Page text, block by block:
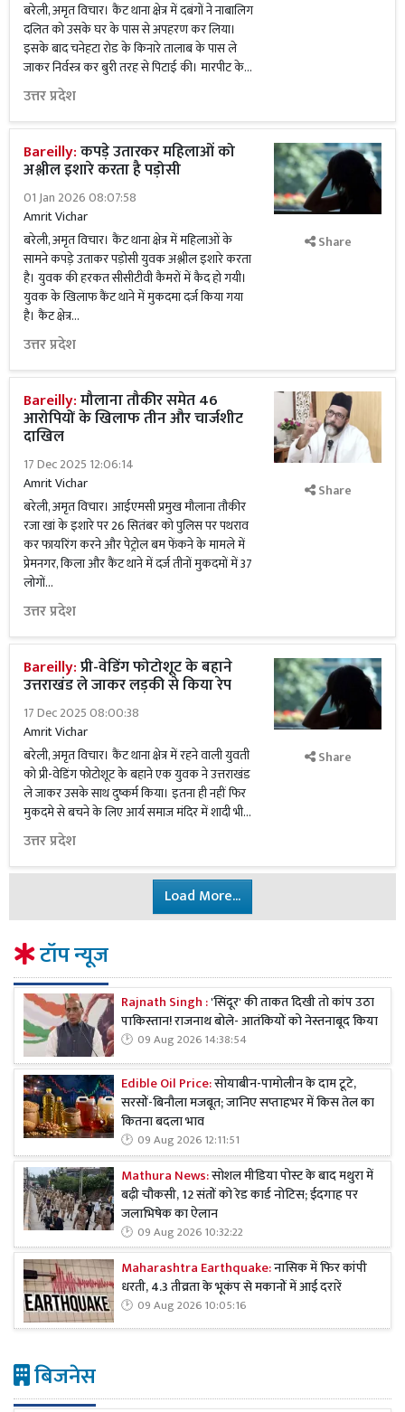
बरेली, अमृत विचार। कैंट थाना क्षेत्र में दबंगों ने नाबालिग
दलित को उसके घर के पास से अपहरण कर लिया।
इसके बाद चनेहटा रोड के किनारे तालाब के पास ले
जाकर निर्वस्त्र कर बुरी तरह से पिटाई की। मारपीट के...
उत्तर प्रदेश
Bareilly:कपड़े उतारकर महिलाओं को
अश्लील इशारे करता है पड़ोसी
01 Jan 2026 08:07:58
Amrit Vichar
बरेली, अमृत विचार। कैंट थाना क्षेत्र में महिलाओं के
सामने कपडे़ उताकर पड़ोसी युवक अश्लील इशारे करता
है। युवक की हरकत सीसीटीवी कैमरों में कैद हो गयी।
युवक के खिलाफ कैंट थाने में मुकदमा दर्ज किया गया
है। कैंट क्षेत्र...
उत्तर प्रदेश
Share
Bareilly:मौलाना तौकीर समेत 46
आरोपियों के खिलाफ तीन और चार्जशीट
दाखिल
17 Dec 2025 12:06:14
Amrit Vichar
बरेली, अमृत विचार। आईएमसी प्रमुख मौलाना तौकीर
रजा खां के इशारे पर 26 सितंबर को पुलिस पर पथराव
कर फायरिंग करने और पेट्रोल बम फेंकने के मामले में
प्रेमनगर, किला और कैंट थाने में दर्ज तीनों मुकदमों में 37
लोगों...
उत्तर प्रदेश
Share
Bareilly:प्री-वेडिंग फोटोशूट के बहाने
उत्तराखंड ले जाकर लड़की से किया रेप
17 Dec 2025 08:00:38
Amrit Vichar
बरेली, अमृत विचार। कैंट थाना क्षेत्र में रहने वाली युवती
को प्री-वेडिंग फोटोशूट के बहाने एक युवक ने उत्तराखंड
ले जाकर उसके साथ दुष्कर्म किया। इतना ही नहीं फिर
मुकदमे से बचने के लिए आर्य समाज मंदिर में शादी भी...
उत्तर प्रदेश
Share
Load More...
टॉप न्यूज
Rajnath Singh :'सिंदूर' की ताकत दिखी तो कांप उठा
पाकिस्तान! राजनाथ बोले- आतंकियों को नेस्तनाबूद किया
09 Aug 2026 14:38:54
Edible Oil Price:सोयाबीन-पामोलीन के दाम टूटे,
सरसों-बिनौला मजबूत; जानिए सप्ताहभर में किस तेल का
कितना बदला भाव
09 Aug 2026 12:11:51
Mathura News:सोशल मीडिया पोस्ट के बाद मथुरा में
बढ़ी चौकसी, 12 संतों को रेड कार्ड नोटिस; ईदगाह पर
जलाभिषेक का ऐलान
09 Aug 2026 10:32:22
Maharashtra Earthquake:नासिक में फिर कांपी
धरती, 4.3 तीव्रता के भूकंप से मकानों में आई दरारें
09 Aug 2026 10:05:16
बिजनेस